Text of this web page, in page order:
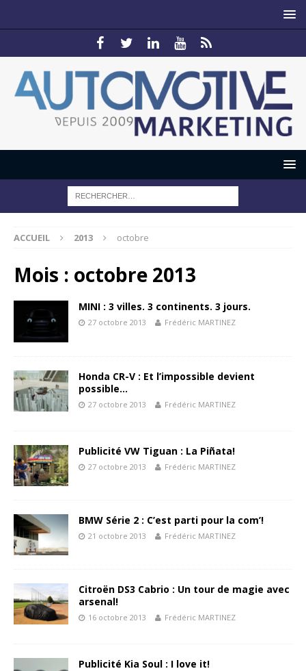
ACCUEIL 2013 octobre
Mois : octobre 2013
MINI : 3 villes. 3 continents. 3 jours.
27 octobre 2013 Frédéric MARTINEZ
Honda CR-V : Et l’impossible devient
possible…
27 octobre 2013 Frédéric MARTINEZ
Publicité VW Tiguan : La Piñata!
27 octobre 2013 Frédéric MARTINEZ
BMW Série 2 : C’est parti pour la com’!
21 octobre 2013 Frédéric MARTINEZ
Citroën DS3 Cabrio : Un tour de magie avec
arsenal!
16 octobre 2013 Frédéric MARTINEZ
Publicité Kia Soul : I love it!